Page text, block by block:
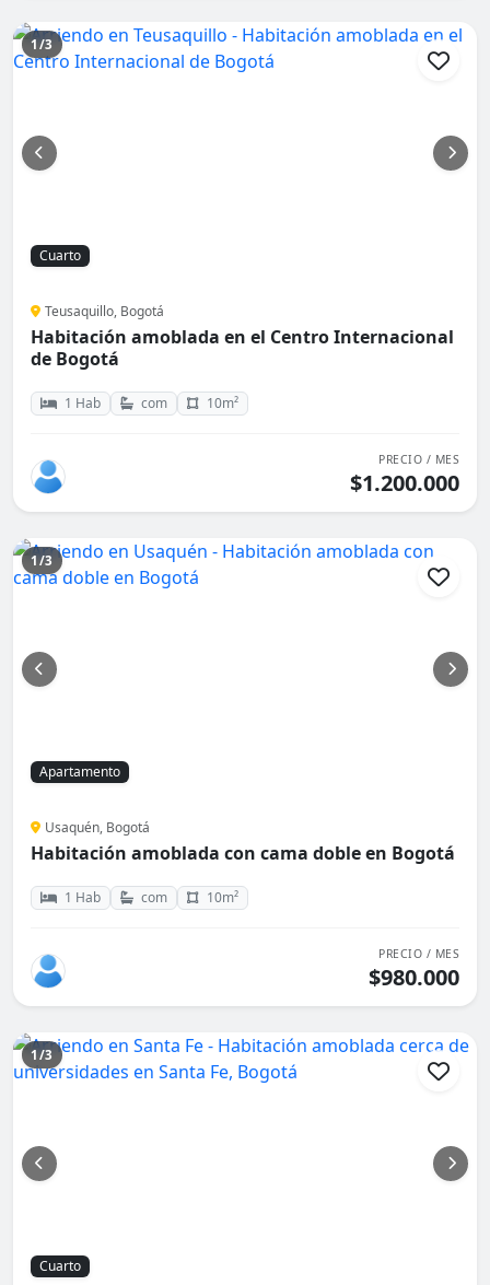
1/3
Cuarto
Teusaquillo, Bogotá
Habitación amoblada en el Centro Internacional
de Bogotá
1 Hab com 10m²
PRECIO / MES
$1.200.000
1/3
Apartamento
Usaquén, Bogotá
Habitación amoblada con cama doble en Bogotá
1 Hab com 10m²
PRECIO / MES
$980.000
1/3
Cuarto